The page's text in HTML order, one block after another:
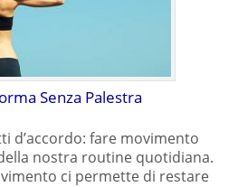
Senza Palestra
d’accordo: fare movimento
nostra routine quotidiana.
ci permette di restare